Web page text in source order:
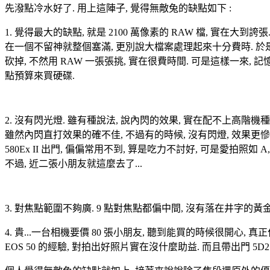
先潑點冷水好了. 用上這陣子, 覺得無敵兔的缺點如下 :
1. 覺得最大的缺點, 就是 2100 萬像素的 RAW 檔, 實在大到誇
在一個不留神就整個塞滿, 更別說大檔案處理起來十分費時.
砍掉, 不然用 RAW 一張張挑, 實在很費時間. 可是這樣一來,
點預算來買硬碟.
2. 沒有閃光燈. 雖有種說法, 說內閃的效果, 實在配不上高階機
雖然內閃直打效果的確不佳, 不過有的時候, 沒有閃燈, 效果更
580Ex II 出門, 偏偏常用不到, 算是吃力不討好, 可是愛拍照如
不過, 近二張小朋友就這麼去了...
3. 對焦點範圍不夠廣. 9 點對焦點都偏中間, 沒有落在井字的
4. 貴...一台相機要價 80 張小朋友, 聽到能買的時候很開心, 真
EOS 50 的經驗, 對拍出好照片實在沒什麼助益. 而且帶出門